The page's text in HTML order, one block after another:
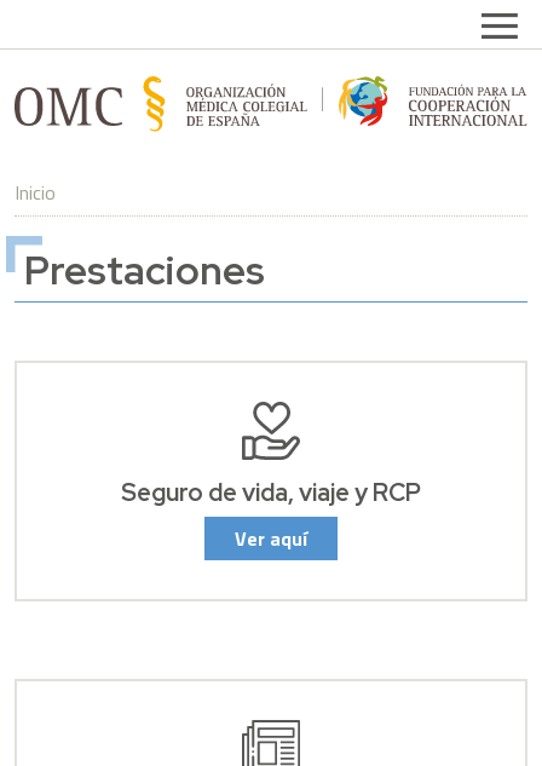
Inicio
Prestaciones
Seguro de vida, viaje y RCP
Ver aquí